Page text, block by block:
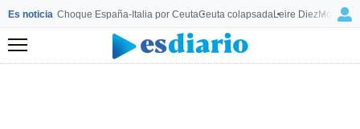
Es noticia Choque España-Italia por CeutaCeuta colapsadaLeire Diez
Menú